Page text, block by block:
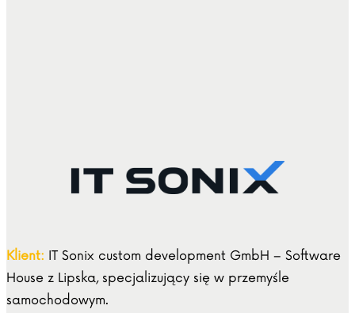
Klient: IT Sonix custom development GmbH – Software
House z Lipska, specjalizujący się w przemyśle
samochodowym.